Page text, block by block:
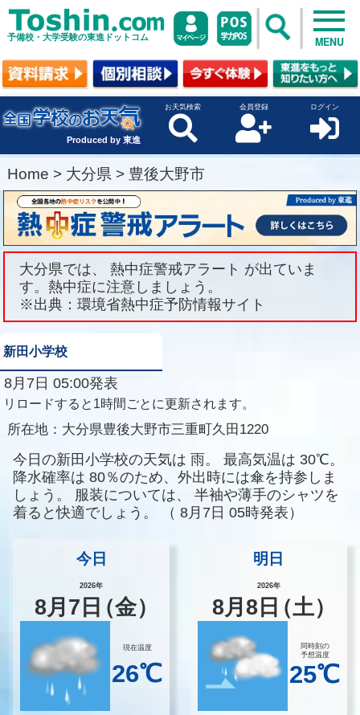
予備校・大学受験の東進ドットコム MENU
Produced by 東進
お天気検索 会員登録 ログイン
Home > 大分県 > 豊後大野市
大分県では、 熱中症警戒アラート が出ていま
す。熱中症に注意しましょう。
※出典：環境省熱中症予防情報サイト
新田小学校
8月7日 05:00発表
リロードすると1時間ごとに更新されます。
所在地： 大分県豊後大野市三重町久田1220
今日の新田小学校の天気は 雨。 最高気温は 30℃。
降水確率は 80％のため、外出時には傘を持参しま
しょう。
服装については、
半袖や薄手のシャツを
着ると快適でしょう。
（ 8月7日 05時発表）
今日
2026年
8月 7 日（金）
現在温度
26℃
明日
2026年
8月8 日（土）
同時刻の
予想温度
25℃